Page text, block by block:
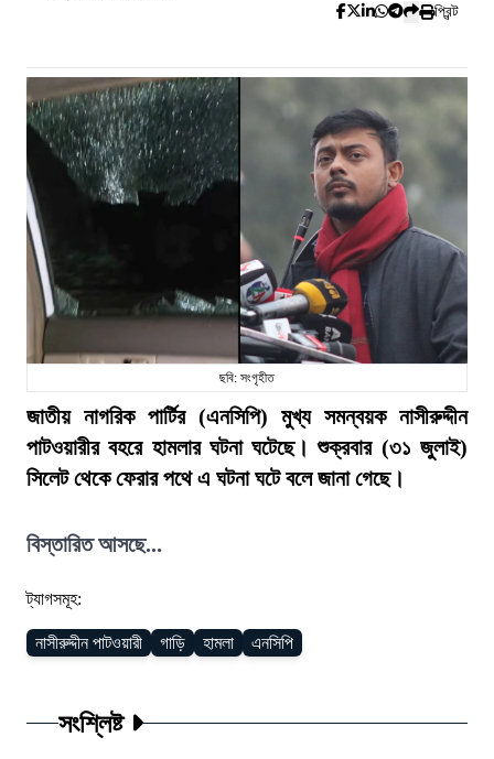
প্রিন্ট
ছবি: সংগৃহীত
জাতীয় নাগরিক পার্টির (এনসিপি) মুখ্য সমন্বয়ক নাসীরুদ্দীন
পাটওয়ারীর বহরে হামলার ঘটনা ঘটেছে। শুক্রবার (৩১ জুলাই)
সিলেট থেকে ফেরার পথে এ ঘটনা ঘটে বলে জানা গেছে।
বিস্তারিত আসছে...
ট্যাগসমূহ:
নাসীরুদ্দীন পাটওয়ারী গাড়ি হামলা এনসিপি
সংশ্লিষ্ট